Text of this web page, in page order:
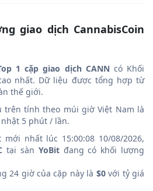
giao dịch CannabisCoin
1 cặp giao dịch CANN có Khối
nhất. Dữ liệu được tổng hợp từ
thế giới.
tính theo múi giờ Việt Nam là
nhật 5 phút / lần.
nhất lúc 15:00:08 10/08/2026,
tại sàn YoBitđang có khối lượng
24 giờ của cặp này là $0với tỷ giá